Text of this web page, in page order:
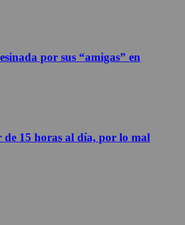
por sus “amigas” en
de 15 horas al día, por lo mal